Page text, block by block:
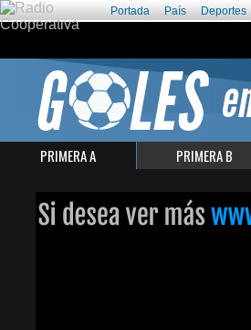
Portada País Deportes
PRIMERA A PRIMERA B